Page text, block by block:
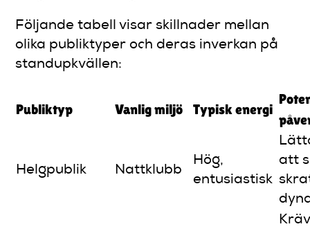
Följande tabell visar skillnader mellan
olika publiktyper och deras inverkan på
standupkvällen:
Publiktyp Vanlig miljö Typisk energi
Helgpublik Nattklubb
Hög,
entusiastisk
att